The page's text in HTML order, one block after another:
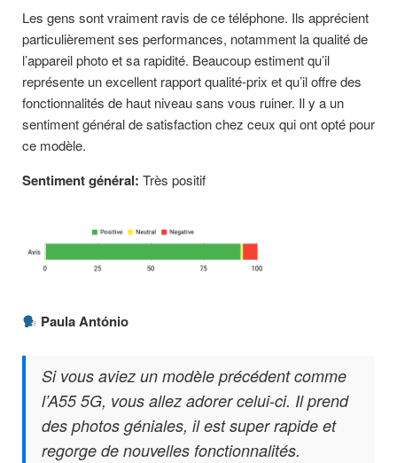
Les gens sont vraiment ravis de ce téléphone. Ils apprécient
particulièrement ses performances, notamment la qualité de
l’appareil photo et sa rapidité. Beaucoup estiment qu’il
représente un excellent rapport qualité-prix et qu’il offre des
fonctionnalités de haut niveau sans vous ruiner. Il y a un
sentiment général de satisfaction chez ceux qui ont opté pour
ce modèle.
Sentiment général: Très positif
Paula António
Si vous aviez un modèle précédent comme
l’A55 5G, vous allez adorer celui-ci. Il prend
des photos géniales, il est super rapide et
regorge de nouvelles fonctionnalités.